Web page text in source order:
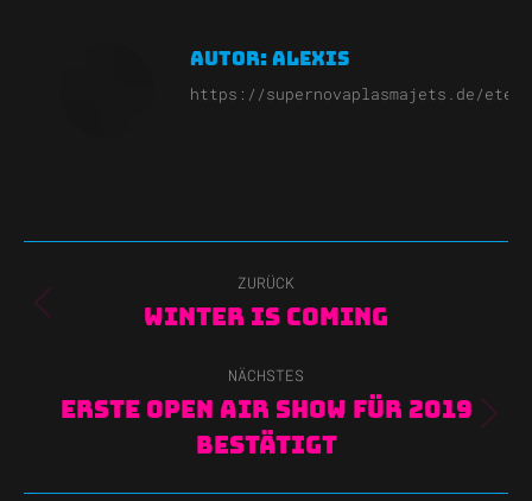
Autor: Alexis
https://supernovaplasmajets.de/
ZURÜCK
Vorheriger
Winter is coming
NÄCHSTES
Nächster
Beitrag:
Erste Open Air Show für 2019
bestätigt